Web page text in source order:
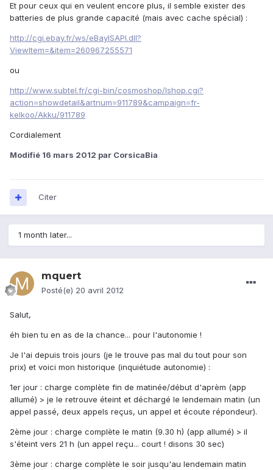
Et pour ceux qui en veulent encore plus, il semble exister des
batteries de plus grande capacité (mais avec cache spécial) :
http://cgi.ebay.fr/ws/eBayISAPI.dll?
ViewItem=&item=260967255571
ou
http://www.subtel.fr/cgi-bin/cosmoshop/lshop.cgi?
action=showdetail&artnum=911789&campaign=fr-
kelkoo/Akku/911789
Cordialement
Modifié 16 mars 2012 par CorsicaBia
Citer
1 month later...
mquert
Posté(e) 20 avril 2012
Salut,
éh bien tu en as de la chance... pour l'autonomie !
Je l'ai depuis trois jours (je le trouve pas mal du tout pour son
prix) et voici mon historique (inquiétude autonomie) :
1er jour : charge complète fin de matinée/début d'aprèm (app
allumé) > je le retrouve éteint et déchargé le lendemain matin (un
appel passé, deux appels reçus, un appel et écoute répondeur).
2ème jour : charge complète le matin (9.30 h) (app allumé) > il
s'éteint vers 21 h (un appel reçu... court ! disons 30 sec)
3ème jour : charge complète le soir jusqu'au lendemain matin